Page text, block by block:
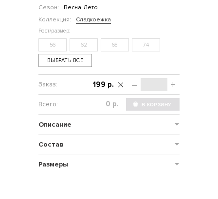
Сезон:
Весна-Лето
Коллекция:
Сладкоежка
56 62 68 74
ВЫБРАТЬ ВСЕ
– +
199 р.
р.
Описание
Состав
Размеры